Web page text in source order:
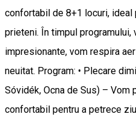
confortabil de 8+1 locuri,
prieteni. În timpul
impresionante, vom respira
neuitat. Program: • Plecare
Sóvidék, Ocna de Sus) – Vom
confortabil pentru a petrece